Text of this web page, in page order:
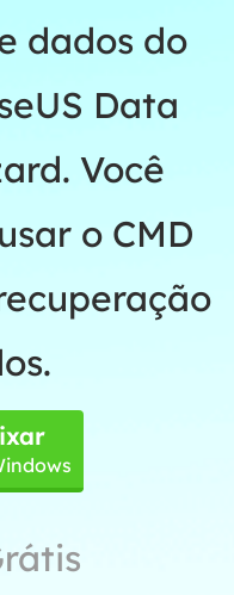
dados do
Data
Você
o CMD